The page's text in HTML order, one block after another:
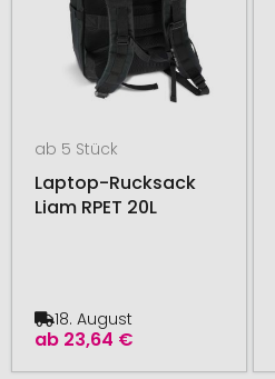
ab 5 Stück
Laptop-Rucksack
Liam RPET 20L
ab 23,64 €
18. August